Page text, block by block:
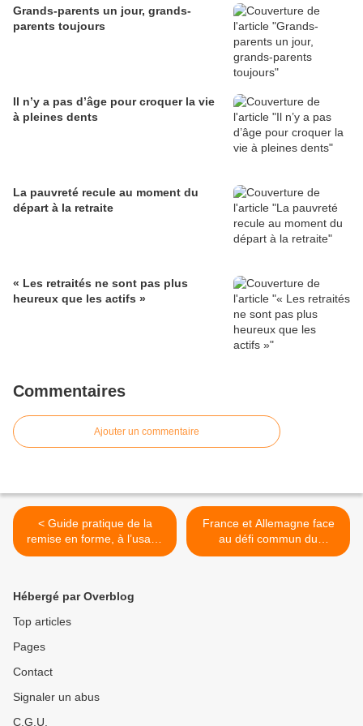
Grands-parents un jour, grands-
parents toujours
Il n’y a pas d’âge pour croquer la vie
à pleines dents
La pauvreté recule au moment du
départ à la retraite
« Les retraités ne sont pas plus
heureux que les actifs »
Commentaires
Ajouter un commentaire
< Guide pratique de la
remise en forme, à l’usage
des Seniors... et des autres
France et Allemagne face
au défi commun du
vieillissement >
Hébergé par Overblog
Top articles
Pages
Contact
Signaler un abus
C.G.U.